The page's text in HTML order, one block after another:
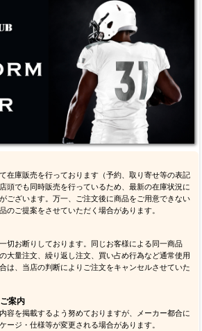
在庫販売を行っております（予約、取り寄せ等の表記
頭でも同時販売を行っているため、最新の在庫状況に
ございます。万一、ご注文後に商品をご用意できない
のご提案をさせていただく場合があります。
切お断りしております。同じお客様による同一商品
大量注文、繰り返し注文、買い占め行為など通常使用
は、当店の判断によりご注文をキャンセルさせていた
案内
容を掲載するよう努めておりますが、メーカー都合に
ージ・仕様等が変更される場合があります。